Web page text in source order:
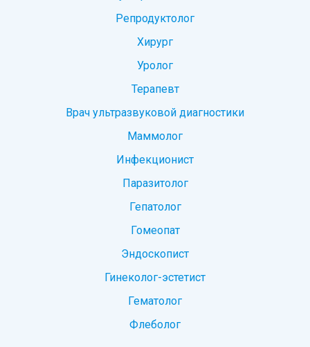
Репродуктолог
Хирург
Уролог
Терапевт
Врач ультразвуковой диагностики
Маммолог
Инфекционист
Паразитолог
Гепатолог
Гомеопат
Эндоскопист
Гинеколог-эстетист
Гематолог
Флеболог